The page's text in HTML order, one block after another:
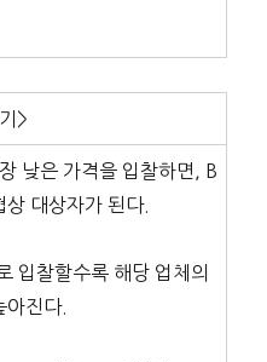
>
낮은 가격을 입찰하면, B
대상자가 된다.
입찰할수록 해당 업체의
아진다.